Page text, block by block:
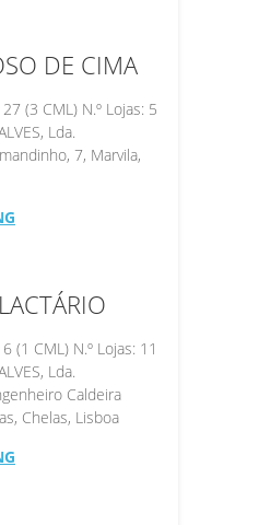
DE CIMA
(3 CML) N.º Lojas: 5
Lda.
7, Marvila,
(1 CML) N.º Lojas: 11
Lda.
Caldeira
Chelas, Lisboa